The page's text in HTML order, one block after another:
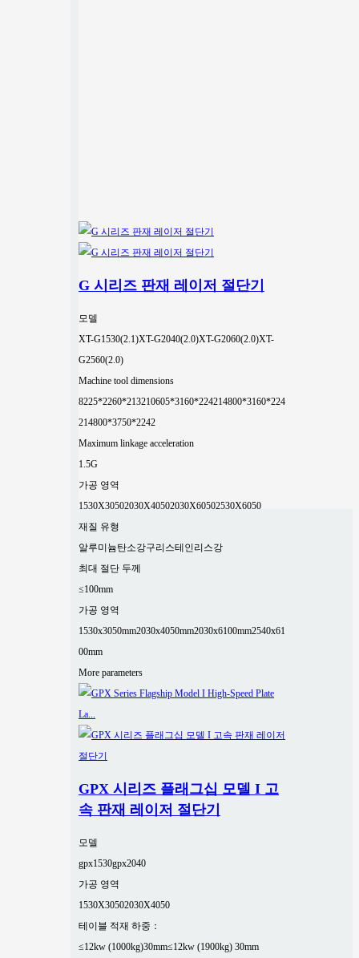
G 시리즈 판재 레이저 절단기
모델
XT-G1530(2.1)XT-G2040(2.0)XT-G2060(2.0)XT-
G2560(2.0)
Machine tool dimensions
8225*2260*213210605*3160*224214800*3160*224
214800*3750*2242
Maximum linkage acceleration
1.5G
가공 영역
1530X30502030X40502030X60502530X6050
재질 유형
알루미늄탄소강구리스테인리스강
최대 절단 두께
≤100mm
가공 영역
1530x3050mm2030x4050mm2030x6100mm2540x61
00mm
More parameters
GPX 시리즈 플래그십 모델 I 고
속 판재 레이저 절단기
모델
gpx1530gpx2040
가공 영역
1530X30502030X4050
테이블 적재 하중：
≤12kw (1000kg)30mm≤12kw (1900kg) 30mm